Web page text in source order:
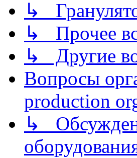
↳
↳ Прочее
↳ Другие
Вопросы
production
↳